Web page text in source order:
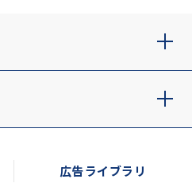
広告ライブラリ